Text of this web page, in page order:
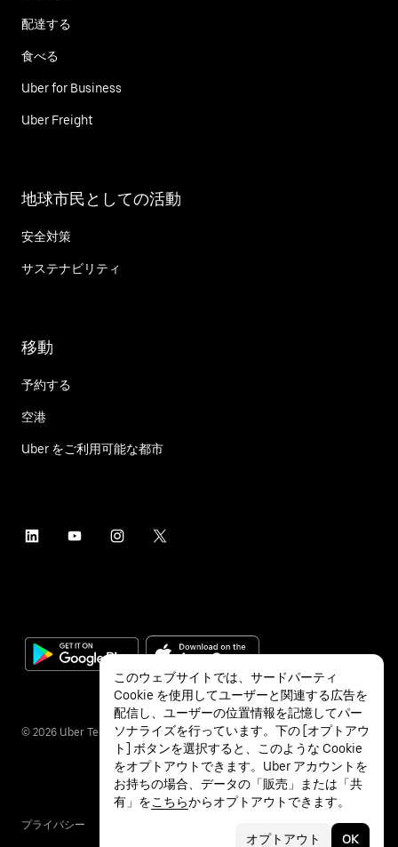
配達する
食べる
Uber for Business
Uber Freight
地球市民としての活動
安全対策
サステナビリティ
移動
予約する
空港
Uber をご利用可能な都市
© 2026 Uber Technologies Inc.
プライバシー
このウェブサイトでは、サードパーティ
Cookie を使用してユーザーと関連する広告を
配信し、ユーザーの位置情報を記憶してパー
ソナライズを行っています。下の [オプトアウ
ト] ボタンを選択すると、このような Cookie
をオプトアウトできます。Uber アカウントを
お持ちの場合、データの「販売」または「共
有」をこちらからオプトアウトできます。
オプトアウト OK